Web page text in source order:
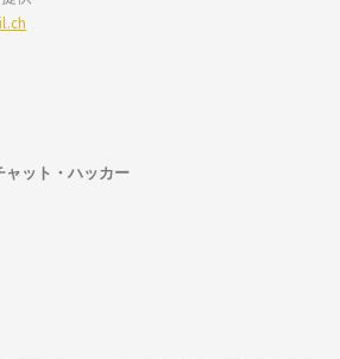
ャット・ハッカー
Bahasa Melayu